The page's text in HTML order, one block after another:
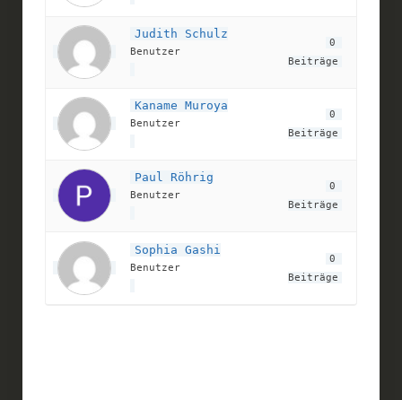
Judith Schulz
Benutzer
0
Beiträge
Kaname Muroya
Benutzer
0
Beiträge
Paul Röhrig
Benutzer
0
Beiträge
Sophia Gashi
Benutzer
0
Beiträge